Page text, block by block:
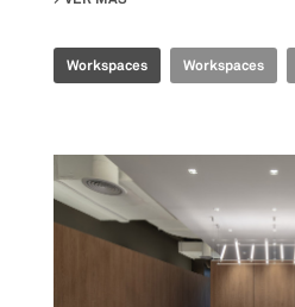
Workspaces Workspaces